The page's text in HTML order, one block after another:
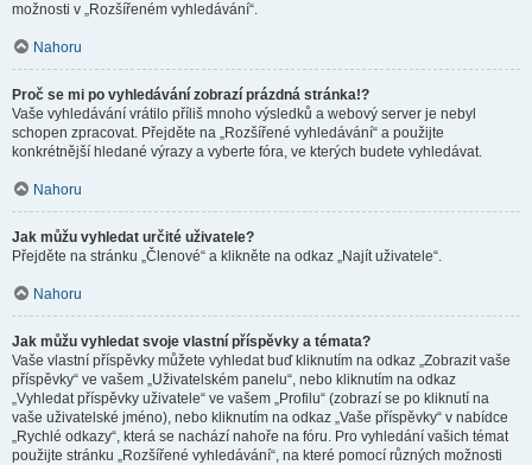
možnosti v „Rozšířeném vyhledávání“.
Nahoru
Proč se mi po vyhledávání zobrazí prázdná stránka!?
Vaše vyhledávání vrátilo příliš mnoho výsledků a webový server je nebyl
schopen zpracovat. Přejděte na „Rozšířené vyhledávání“ a použijte
konkrétnější hledané výrazy a vyberte fóra, ve kterých budete vyhledávat.
Nahoru
Jak můžu vyhledat určité uživatele?
Přejděte na stránku „Členové“ a klikněte na odkaz „Najít uživatele“.
Nahoru
Jak můžu vyhledat svoje vlastní příspěvky a témata?
Vaše vlastní příspěvky můžete vyhledat buď kliknutím na odkaz „Zobrazit vaše
příspěvky“ ve vašem „Uživatelském panelu“, nebo kliknutím na odkaz
„Vyhledat příspěvky uživatele“ ve vašem „Profilu“ (zobrazí se po kliknutí na
vaše uživatelské jméno), nebo kliknutím na odkaz „Vaše příspěvky“ v nabídce
„Rychlé odkazy“, která se nachází nahoře na fóru. Pro vyhledání vašich témat
použijte stránku „Rozšířené vyhledávání“, na které pomocí různých možnosti